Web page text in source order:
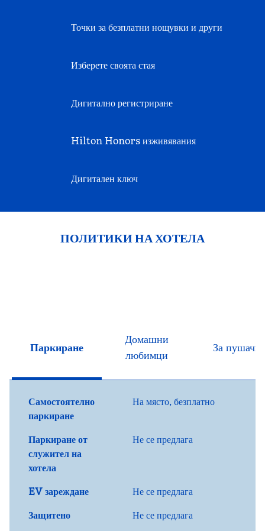
Точки за безплатни нощувки и други
Изберете своята стая
Дигитално регистриране
Hilton Honors изживявания
Дигитален ключ
ПОЛИТИКИ НА ХОТЕЛА
Паркиране
Домашни
любимци
За пушачи
Самостоятелно
паркиране
На място, безплатно
Паркиране от
служител на
хотела
Не се предлага
EV зареждане
Не се предлага
Защитено
Не се предлага